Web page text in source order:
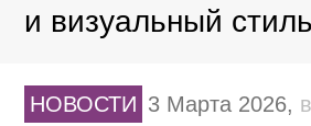
и визуальный стиль
НОВОСТИ 3 Марта 2026,